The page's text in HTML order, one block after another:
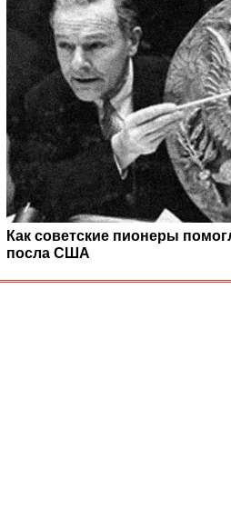
Как советские пионеры
посла США